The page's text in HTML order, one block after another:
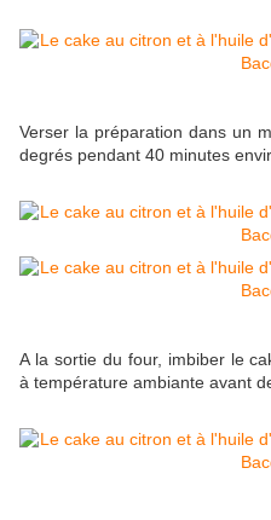
Verser la préparation dans un
degrés pendant 40 minutes
A la sortie du four, imbiber le
à température ambiante avant